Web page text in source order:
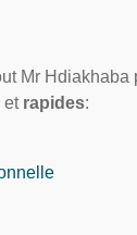
Mr
et rapides: